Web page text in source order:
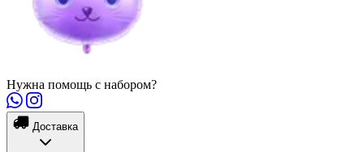
Нужна помощь с набором?
Доставка